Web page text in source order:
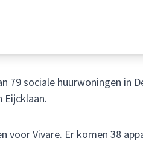
sociale huurwoningen in
voor Vivare. Er komen 38